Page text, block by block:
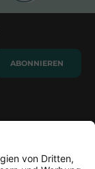
ABONNIEREN